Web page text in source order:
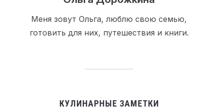
Меня зовут Ольга, люблю свою семью,
готовить для них, путешествия и книги.
КУЛИНАРНЫЕ ЗАМЕТКИ